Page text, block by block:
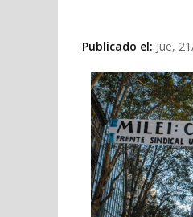
Publicado el: Jue,